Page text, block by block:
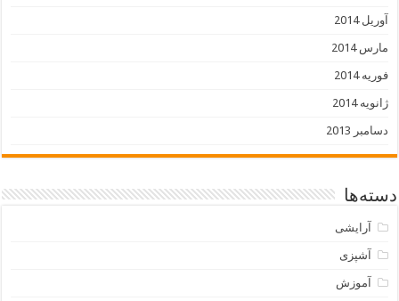
آوریل 2014
مارس 2014
فوریه 2014
ژانویه 2014
دسامبر 2013
دسته‌ها
آرایشی
آشپزی
آموزش